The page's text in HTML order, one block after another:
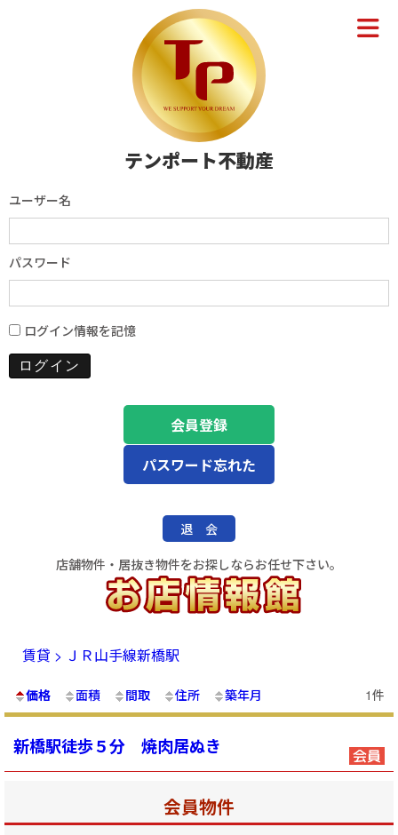
テンポート不動産
ユーザー名
パスワード
ログイン情報を記憶
会員登録
パスワード忘れた
退 会
店舗物件・居抜き物件をお探しならお任せ下さい。
賃貸 > ＪＲ山手線新橋駅
価格 面積 間取 住所 築年月 1件
新橋駅徒歩５分 焼肉居ぬき
会員物件